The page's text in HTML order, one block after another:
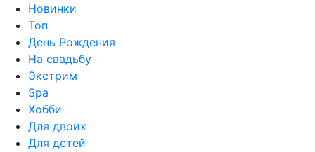
Новинки
Топ
День Рождения
На свадьбу
Экстрим
Spa
Хобби
Для двоих
Для детей